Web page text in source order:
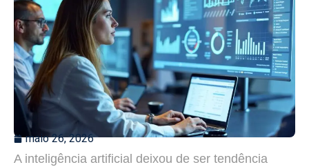
maio 26, 2026
A inteligência artificial deixou de ser tendência